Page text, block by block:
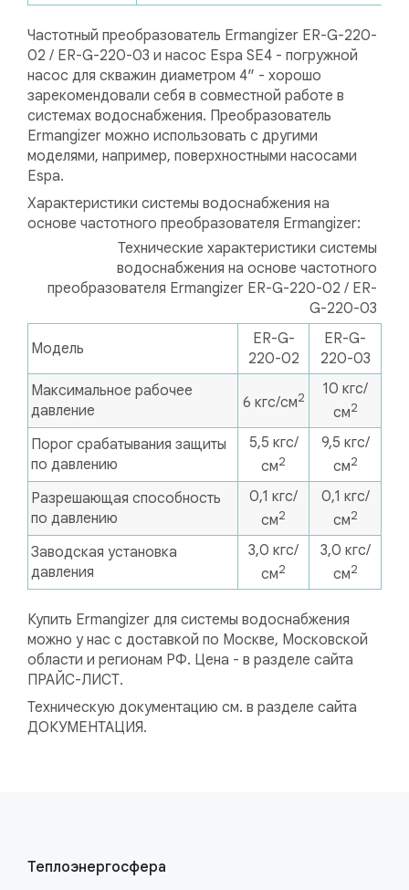
Частотный преобразователь Ermangizer ER-G-220-
02 / ER-G-220-03 и насос Espa SE4 - погружной
насос для скважин диаметром 4″ - хорошо
зарекомендовали себя в совместной работе в
системах водоснабжения. Преобразователь
Ermangizer можно использовать с другими
моделями, например, поверхностными насосами
Espa.
Характеристики системы водоснабжения на
основе частотного преобразователя Ermangizer:
Технические характеристики системы
водоснабжения на основе частотного
преобразователя Ermangizer ER-G-220-02 / ER-
G-220-03
Модель
ER-G-
220-02
ER-G-
220-03
Максимальное рабочее
давление
6 кгс/см2
10 кгс/
см2
Порог срабатывания защиты
по давлению
5,5 кгс/
см2
9,5 кгс/
см2
Разрешающая способность
по давлению
0,1 кгс/
см2
0,1 кгс/
см2
Заводская установка
давления
3,0 кгс/
см2
3,0 кгс/
см2
Купить Ermangizer для системы водоснабжения
можно у нас с доставкой по Москве, Московской
области и регионам РФ. Цена - в разделе сайта
ПРАЙС-ЛИСТ.
Техническую документацию см. в разделе сайта
ДОКУМЕНТАЦИЯ.
Теплоэнерго­сфера